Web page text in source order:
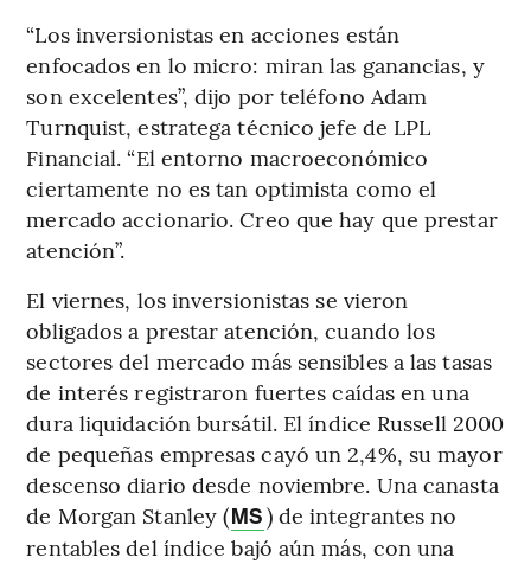
“Los inversionistas en acciones están
enfocados en lo micro: miran las ganancias, y
son excelentes”, dijo por teléfono Adam
Turnquist, estratega técnico jefe de LPL
Financial. “El entorno macroeconómico
ciertamente no es tan optimista como el
mercado accionario. Creo que hay que prestar
atención”.
El viernes, los inversionistas se vieron
obligados a prestar atención, cuando los
sectores del mercado más sensibles a las tasas
de interés registraron fuertes caídas en una
dura liquidación bursátil. El índice Russell 2000
de pequeñas empresas cayó un 2,4%, su mayor
descenso diario desde noviembre. Una canasta
de Morgan Stanley (MS) de integrantes no
rentables del índice bajó aún más, con una